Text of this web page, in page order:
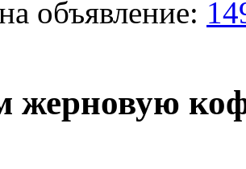
объявление:
жерновую